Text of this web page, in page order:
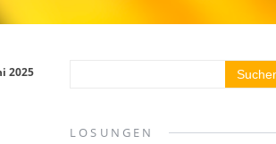
2025
LOSUNGEN